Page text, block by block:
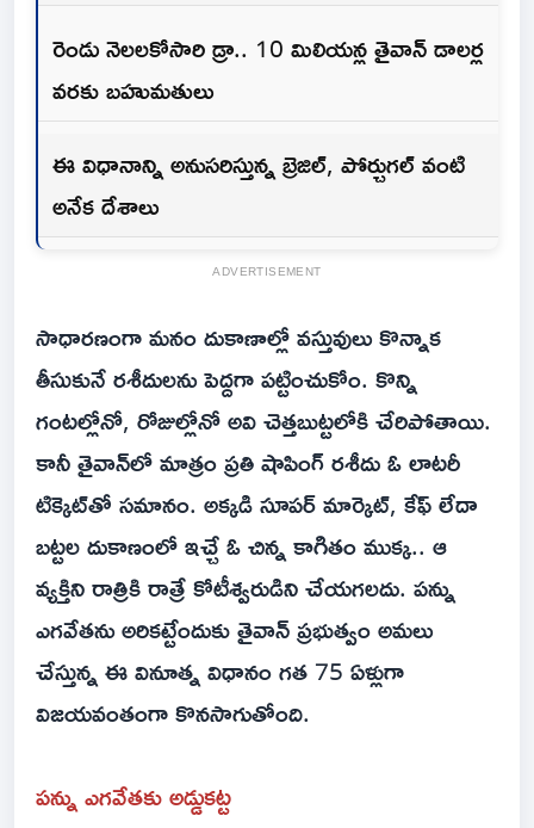
రెండు నెలలకోసారి డ్రా.. 10 మిలియన్ల తైవాన్ డాలర్ల
వరకు బహుమతులు
ఈ విధానాన్ని అనుసరిస్తున్న బ్రెజిల్, పోర్చుగల్ వంటి
అనేక దేశాలు
ADVERTISEMENT
సాధారణంగా మనం దుకాణాల్లో వస్తువులు కొన్నాక
తీసుకునే రశీదులను పెద్దగా పట్టించుకోం. కొన్ని
గంటల్లోనో, రోజుల్లోనో అవి చెత్తబుట్టలోకి చేరిపోతాయి.
కానీ తైవాన్‌లో మాత్రం ప్రతి షాపింగ్ రశీదు ఓ లాటరీ
టిక్కెట్‌తో సమానం. అక్కడి సూపర్ మార్కెట్, కేఫ్ లేదా
బట్టల దుకాణంలో ఇచ్చే ఓ చిన్న కాగితం ముక్క.. ఆ
వ్యక్తిని రాత్రికి రాత్రే కోటీశ్వరుడిని చేయగలదు. పన్ను
ఎగవేతను అరికట్టేందుకు తైవాన్ ప్రభుత్వం అమలు
చేస్తున్న ఈ వినూత్న విధానం గత 75 ఏళ్లుగా
విజయవంతంగా కొనసాగుతోంది.
పన్ను ఎగవేతకు అడ్డుకట్ట